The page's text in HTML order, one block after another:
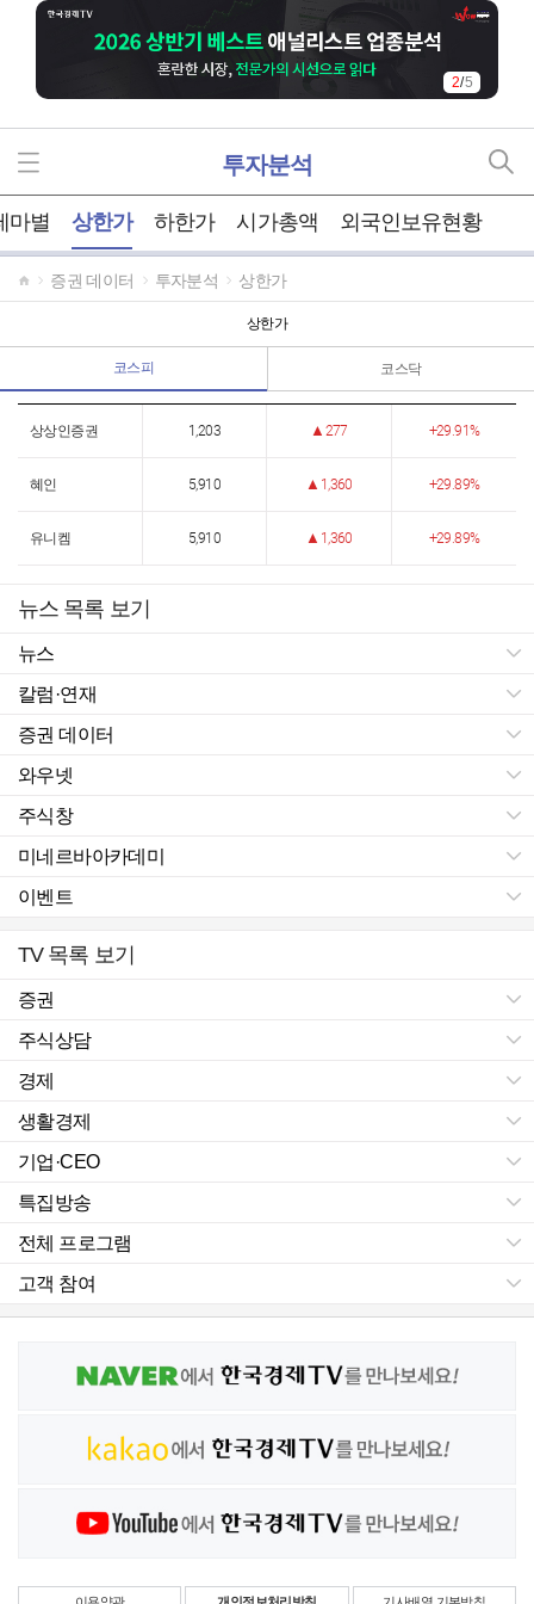
2/5
투자분석
마별 상한가 하한가 시가총액 외국인보유현황
증권 데이터 투자분석 상한가
상한가
코스피 코스닥
상상인증권 1,203 277 29.91%
혜인 5,910 1,360 29.89%
유니켐 5,910 1,360 29.89%
뉴스 목록 보기
뉴스
칼럼·연재
증권 데이터
와우넷
주식창
미네르바아카데미
이벤트
TV 목록 보기
증권
주식상담
경제
생활경제
기업·CEO
특집방송
전체 프로그램
고객 참여